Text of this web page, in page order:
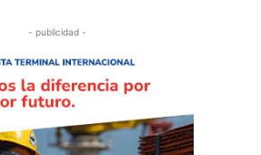
- publicidad -